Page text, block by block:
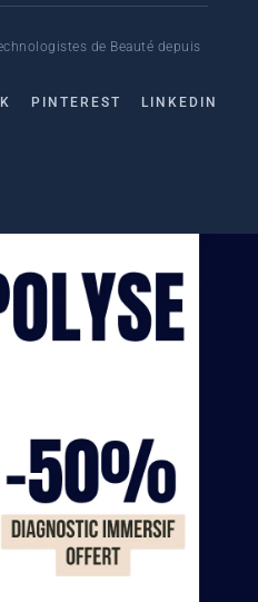
de Beauté depuis
PINTEREST
LINKEDIN